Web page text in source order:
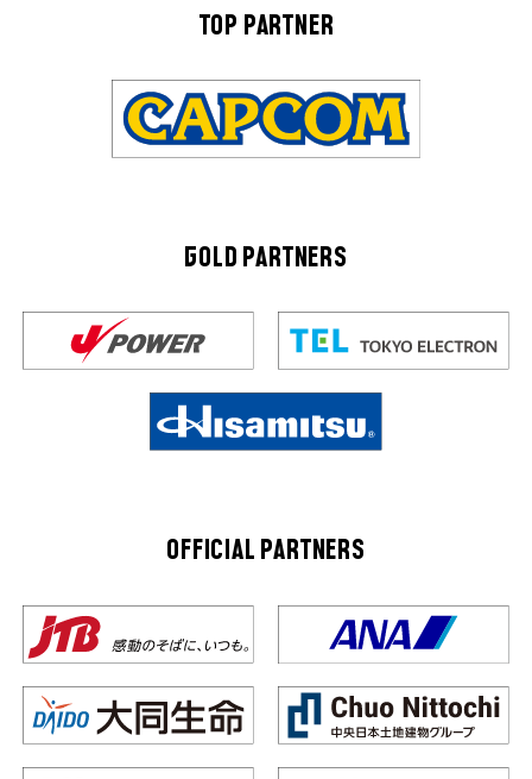
TOP PARTNER
GOLD PARTNERS
OFFICIAL PARTNERS